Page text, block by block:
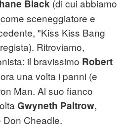
Black (di cui abbiamo
sceneggiatore e
"Kiss Kiss Bang
Ritroviamo,
il bravissimo Robert
una volta i panni (e
Man. Al suo fianco
Gwyneth Paltrow,
Cheadle.